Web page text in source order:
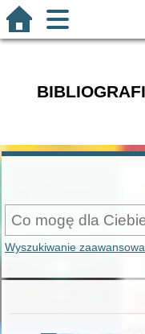
Wyszukiwanie